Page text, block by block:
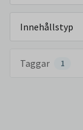
Innehållstyp
Taggar 1